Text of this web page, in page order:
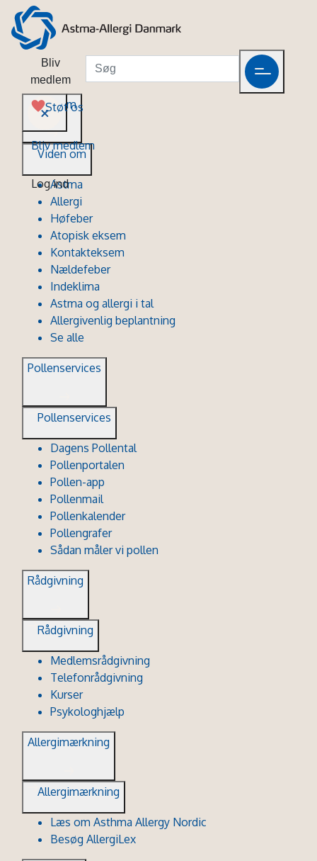
Bliv
medlem
Støt os
Bliv medlem
Log ind
Viden om
Viden om
Astma
Allergi
Høfeber
Atopisk eksem
Kontakteksem
Nældefeber
Indeklima
Astma og allergi i tal
Allergivenlig beplantning
Se alle
Pollenservices
Pollenservices
Dagens Pollental
Pollenportalen
Pollen-app
Pollenmail
Pollenkalender
Pollengrafer
Sådan måler vi pollen
Rådgivning
Rådgivning
Medlemsrådgivning
Telefonrådgivning
Kurser
Psykologhjælp
Allergimærkning
Allergimærkning
Læs om Asthma Allergy Nordic
Besøg AllergiLex